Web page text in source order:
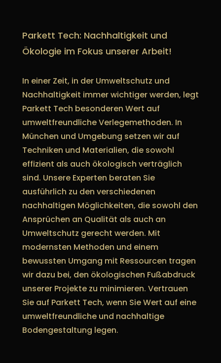
Parkett Tech: Nachhaltigkeit und
Ökologie im Fokus unserer Arbeit!
In einer Zeit, in der Umweltschutz und
Nachhaltigkeit immer wichtiger werden, legt
Parkett Tech besonderen Wert auf
umweltfreundliche Verlegemethoden. In
München und Umgebung setzen wir auf
Techniken und Materialien, die sowohl
effizient als auch ökologisch verträglich
sind. Unsere Experten beraten Sie
ausführlich zu den verschiedenen
nachhaltigen Möglichkeiten, die sowohl den
Ansprüchen an Qualität als auch an
Umweltschutz gerecht werden. Mit
modernsten Methoden und einem
bewussten Umgang mit Ressourcen tragen
wir dazu bei, den ökologischen Fußabdruck
unserer Projekte zu minimieren. Vertrauen
Sie auf Parkett Tech, wenn Sie Wert auf eine
umweltfreundliche und nachhaltige
Bodengestaltung legen.